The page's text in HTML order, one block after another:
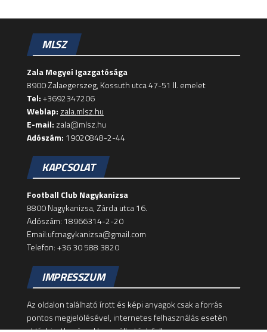
MLSZ
Zala Megyei Igazgatósága
8900 Zalaegerszeg, Kossuth utca 47-51 II. emelet
Tel:+3692347206
Weblap: zala.mlsz.hu
E-mail: zala@mlsz.hu
Adószám: 19020848-2-44
KAPCSOLAT
Football Club Nagykanizsa
8800 Nagykanizsa, Zárda utca 16.
Adószám: 18966314-2-20
Email:ufcnagykanizsa@gmail.com
Telefon: +36 30 588 3820
IMPRESSZUM
Az oldalon található írott és képi anyagok csak a forrás
pontos megjelölésével, internetes felhasználás esetén